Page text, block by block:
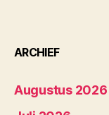
ARCHIEF
Augustus 2026